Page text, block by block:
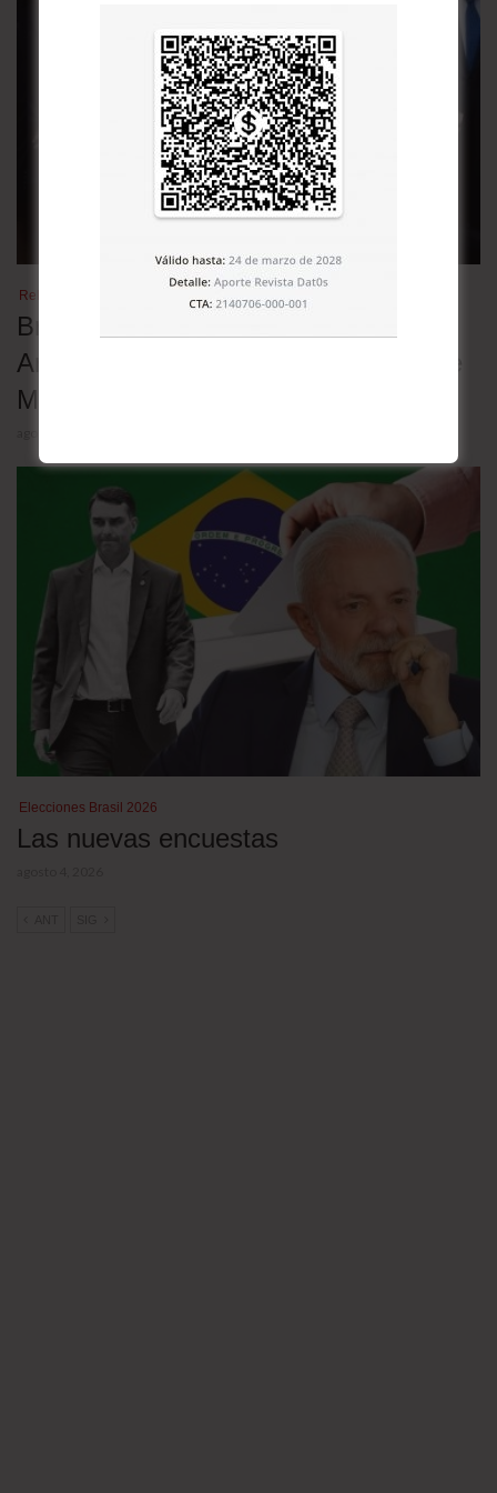
Relaciones bilaterales
Brasil retira a su embajador en
Argentina en rechazo a los insultos de
Milei contra Lula
Elecciones Brasil 2026
Las nuevas encuestas